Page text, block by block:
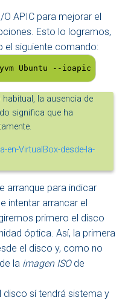
APIC para mejorar el
Esto lo logramos,
el siguiente comando:
Ubuntu --ioapic on
la ausencia de
significa que ha
arranque para indicar
intentar arrancar el
primero el disco
óptica. Así, la primera
el disco y, como no
la imagen ISOde
disco sí tendrá sistema y